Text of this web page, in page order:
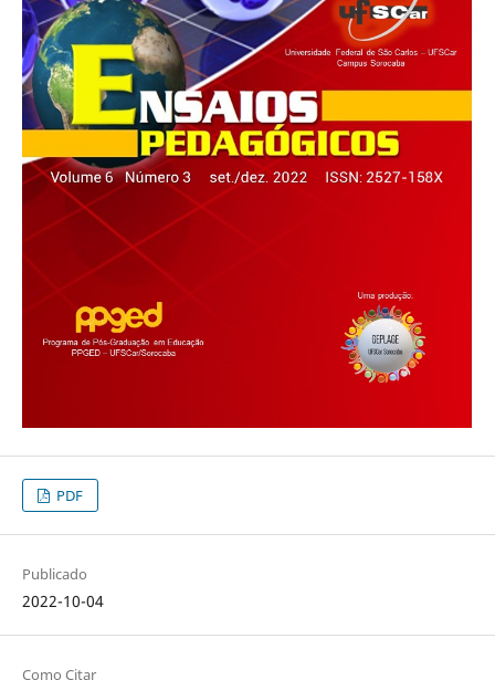
PDF
Publicado
2022-10-04
Como Citar